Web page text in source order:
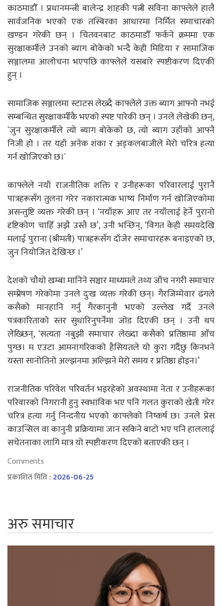
काठमाडौँ । प्रधानमन्त्री बालेन्द्र शाहकी पत्नी सविना काफ्लेले हालै
सार्वजनिक भएको एक तस्बिरका आधारमा निर्मित समाचारको
खण्डन गरेकी छन् । चितवनबाट काठमाडौँ फर्कने क्रममा एक
सुरक्षाकर्मीले उनको ब्याग बोकेको भन्दै केही मिडिया र सामाजिक
सञ्जालमा आलोचना भएपछि काफ्लेले यसबारे स्पष्टीकरण दिएकी
हुन् ।
सामाजिक सञ्जालमा स्टाटस लेख्दै काफ्लेले उक्त ब्याग आफ्नो नभई
सम्बन्धित सुरक्षाकर्मीकै भएको स्पष्ट पारेकी छन् । उनले लेखेकी छन्,
`जुन सुरक्षाकर्मीले त्यो ब्याग बोकेको छ, त्यो ब्याग उहाँको आफ्नै
निजी हो । तर यहाँ अनेक शंका र अड्कलबाजीले मेरो चरित्र हत्या
गर्न खोजिएको छ।´
काफ्लेले नयाँ राजनीतिक शक्ति र उनीहरूका परिवारलाई पुरानै
पात्रहरूसँग तुलना गरेर नकारात्मक भाष्य निर्माण गर्न खोजिएकोमा
असन्तुष्टि व्यक्त गरेकी छन् । ‘नयाँहरू आए तर नयाँलाई हेर्ने पुरानो
दृष्टिकोण चाहिँ अझै उस्तै छ’, उनी भन्छिन्, ‘विगत केही समयदेखि
मलाई पुराना (श्रीमती) पात्रहरूसँग दाँजेर समाचारहरू बनाइएको छ,
जुन नियोजित देखिन्छ ।’
देशको चौथो खम्बा मानिने सञ्चार माध्यमले तथ्य जाँच नगरी समाचार
सम्प्रेषण गरेकोमा उनले दुःख व्यक्त गरेकी छन्। गैरजिम्मेवार ढंगले
कसैको मानहानि गर्नु गैरकानुनी भएको उल्लेख गर्दै उनले
पत्रकारिताको स्तर सुधारिनुपर्नेमा जोड दिएकी छन् । उनी थप
लेख्छिन्, ‘सत्यता नबुझी समाचार लेख्दा कसैको प्रतिष्ठामा आँच
पुग्छ। म एउटा आमनागरिकको हैसियतले यो कुरा गर्दैछु किनभने
यस्ता सानोतिनो अल्झनमा अल्झिने मेरो समय र प्रतिष्ठा होइन।’
राजनीतिक परिवेश परिवर्तन भइरहेको अवस्थामा नेता र उनीहरूका
परिवारको निगरानी हुनु स्वभाविक भए पनि गलत कुराको खेती गरेर
चरित्र हत्या गर्नु निन्दनीय भएको काफ्लेको निष्कर्ष छ। उनले प्रेस
काउन्सिल वा कानुनी प्रक्रियामा जान सकिने बाटो भए पनि हाललाई
सचेतनाका लागि मात्र यो स्पष्टीकरण दिएको बताएकी छन् ।
Comments
प्रकाशित मिति :2026-06-25
अरु समाचार